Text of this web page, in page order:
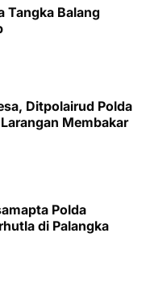
Tangka Balang
Ditpolairud Polda
Membakar
Polda
di Palangka